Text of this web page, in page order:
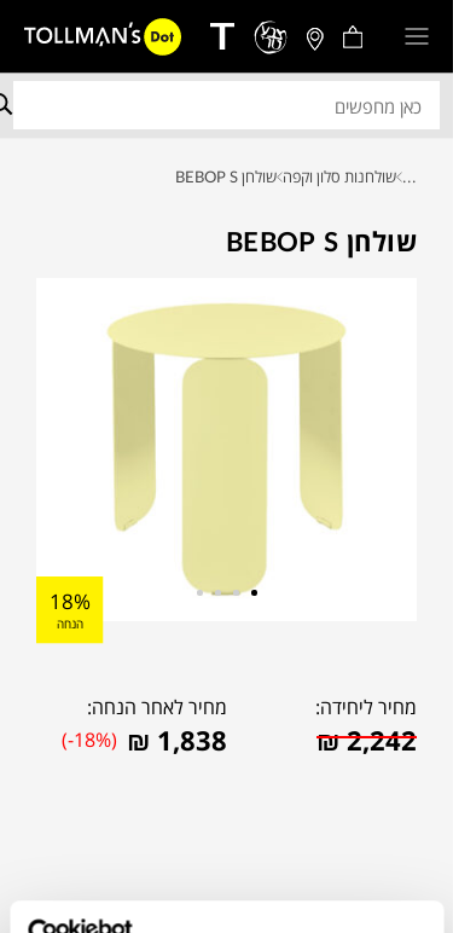
... שולחנות סלון וקפה שולחן BEBOP S
שולחן BEBOP S
18%
הנחה
מחיר ליחידה:
₪2,242
מחיר לאחר הנחה:
₪ 1,838
(-18%)